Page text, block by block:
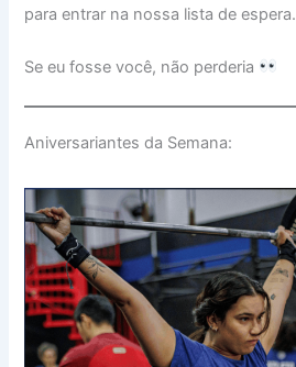
para entrar na nossa lista de espera.
Se eu fosse você, não perderia
Aniversariantes da Semana: